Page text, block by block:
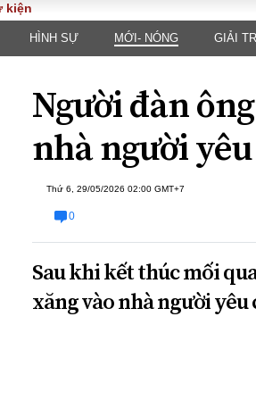
TOÀN CẢNH
Chính sách
Đối thoại
PHÁP
luật
Góc
Hồ sơ
Tiếng nói
kiện
HÌNH SỰ MỚI- NÓNG GIẢI TRÍ
Người đàn
nhà người
Thứ 6, 29/05/2026 02:00 GMT+7
0
Sau khi kết thúc mối
xăng vào nhà người